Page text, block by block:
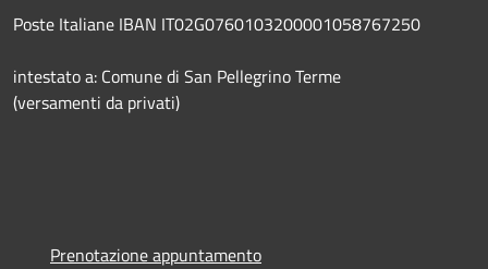
Poste Italiane IBAN IT02G0760103200001058767250
intestato a: Comune di San Pellegrino Terme
(versamenti da privati)
Prenotazione appuntamento